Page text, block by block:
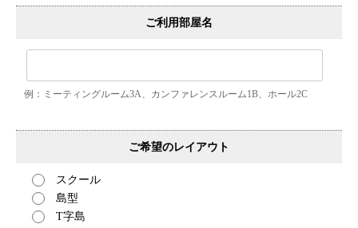
ご利用部屋名
例：ミーティングルーム3A、カンファレンスルーム1B、ホール2C
ご希望のレイアウト
スクール
島型
T字島